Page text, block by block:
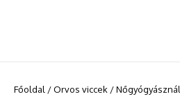
Főoldal /Orvos viccek /Nőgyógyásznál